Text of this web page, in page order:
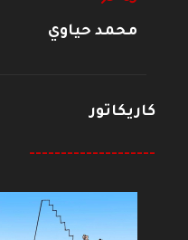
محمد حياوي
كاريكاتور
--------------------